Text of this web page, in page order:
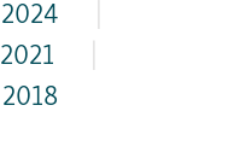
2024
2021
2018